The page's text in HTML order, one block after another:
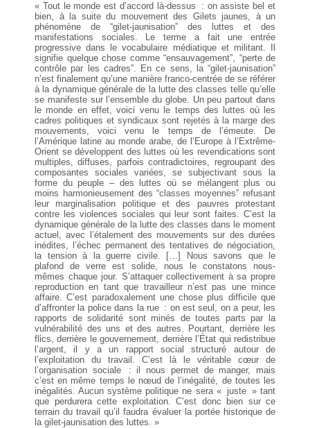
« Tout le monde est d’accord là-dessus : on assiste bel et
bien, à la suite du mouvement des Gilets jaunes, à un
phénomène de “gilet-jaunisationˮ des luttes et des
manifestations sociales. Le terme a fait une entrée
progressive dans le vocabulaire médiatique et militant. Il
signifie quelque chose comme “ensauvagementˮ, “perte de
contrôle par les cadresˮ. En ce sens, la “gilet-jaunisationˮ
n’est finalement qu’une manière franco-centrée de se référer
à la dynamique générale de la lutte des classes telle qu’elle
se manifeste sur l’ensemble du globe. Un peu partout dans
le monde en effet, voici venu le temps des luttes où les
cadres politiques et syndicaux sont rejetés à la marge des
mouvements, voici venu le temps de l’émeute. De
l’Amérique latine au monde arabe, de l’Europe à l’Extrême-
Orient se développent des luttes où les revendications sont
multiples, diffuses, parfois contradictoires, regroupant des
composantes sociales variées, se subjectivant sous la
forme du peuple – des luttes où se mélangent plus ou
moins harmonieusement des “classes moyennesˮ refusant
leur marginalisation politique et des pauvres protestant
contre les violences sociales qui leur sont faites. C’est la
dynamique générale de la lutte des classes dans le moment
actuel, avec l’étalement des mouvements sur des durées
inédites, l’échec permanent des tentatives de négociation,
la tension à la guerre civile. […] Nous savons que le
plafond de verre est solide, nous le constatons nous-
mêmes chaque jour. S’attaquer collectivement à sa propre
reproduction en tant que travailleur n’est pas une mince
affaire. C’est paradoxalement une chose plus difficile que
d’affronter la police dans la rue : on est seul, on a peur, les
rapports de solidarité sont minés de toutes parts par la
vulnérabilité des uns et des autres. Pourtant, derrière les
flics, derrière le gouvernement, derrière l’État qui redistribue
l’argent, il y a un rapport social structuré autour de
l’exploitation du travail. C’est là le véritable cœur de
l’organisation sociale : il nous permet de manger, mais
c’est en même temps le nœud de l’inégalité, de toutes les
inégalités. Aucun système politique ne sera « juste » tant
que perdurera cette exploitation. C’est donc bien sur ce
terrain du travail qu’il faudra évaluer la portée historique de
la gilet-jaunisation des luttes. »